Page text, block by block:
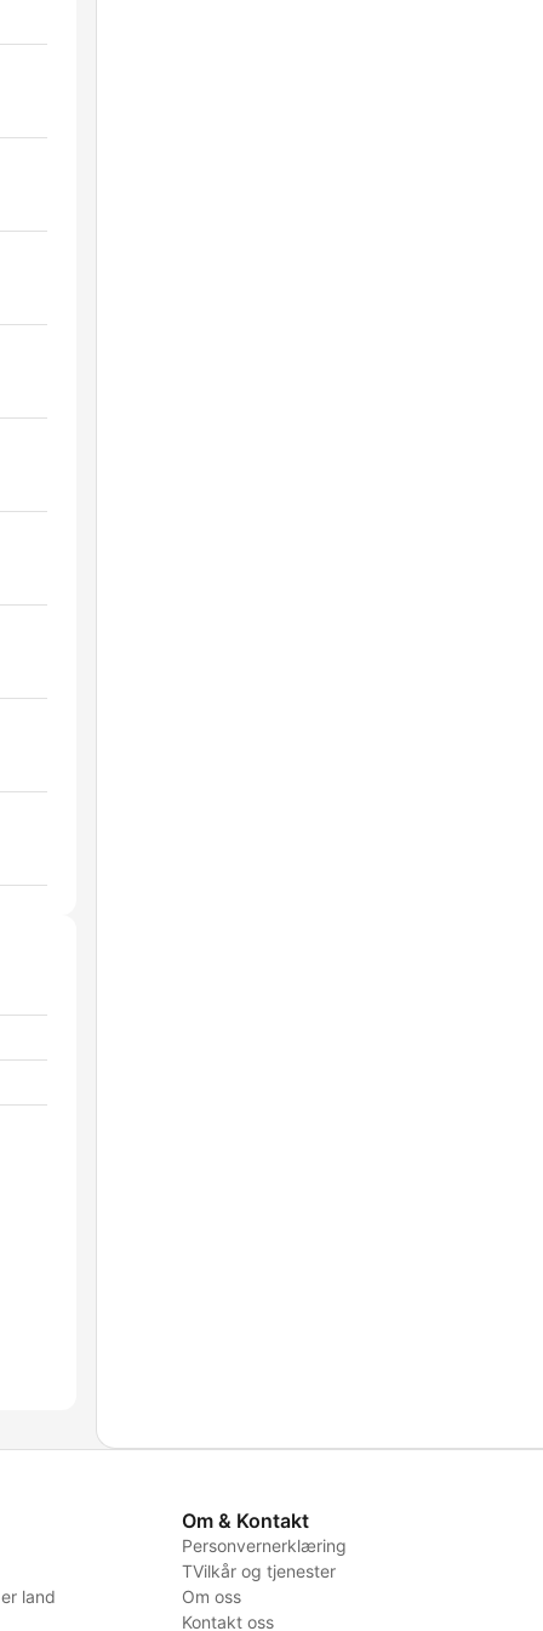
land
Om & Kontakt
Personvernerklæring
TVilkår og tjenester
Om oss
Kontakt oss